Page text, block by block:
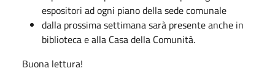
espositori ad ogni piano della sede comunale
dalla prossima settimana sarà presente anche in
biblioteca e alla Casa della Comunità.
Buona lettura!